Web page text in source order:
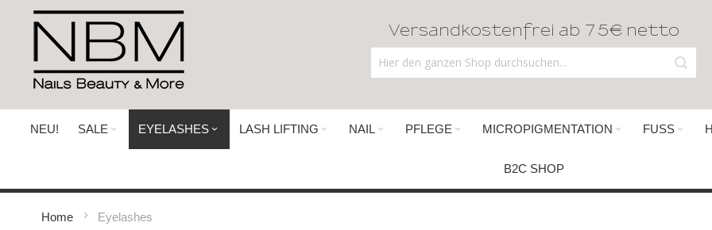
Direkt
Inhalt
Versandkostenfrei ab 75€ netto
NEU! SALE EYELASHES LASH LIFTING NAIL PFLEGE MICROPIGMENTATION FUSS
B2C SHOP
Home Eyelashes